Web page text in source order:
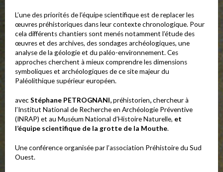
L’une des priorités de l’équipe scientifique est de replacer les
œuvres préhistoriques dans leur contexte chronologique. Pour
cela différents chantiers sont menés notamment l’étude des
œuvres et des archives, des sondages archéologiques, une
analyse de la géologie et du paléo-environnement. Ces
approches cherchent à mieux comprendre les dimensions
symboliques et archéologiques de ce site majeur du
Paléolithique supérieur européen.
avecStéphane PETROGNANI,préhistorien,chercheur à
l’Institut National de Recherche en Archéologie Préventive
(INRAP) et au Muséum National d’Histoire Naturelle, et
l’équipe scientifique de la grotte de la Mouthe.
Une conférence organisée par l’association Préhistoire du Sud
Ouest.